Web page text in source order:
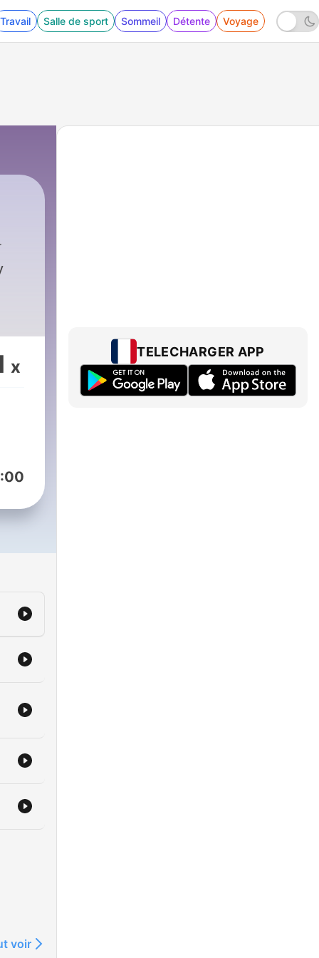
Travail Salle de sport Sommeil Détente Voyage
x
voir
TELECHARGER APP